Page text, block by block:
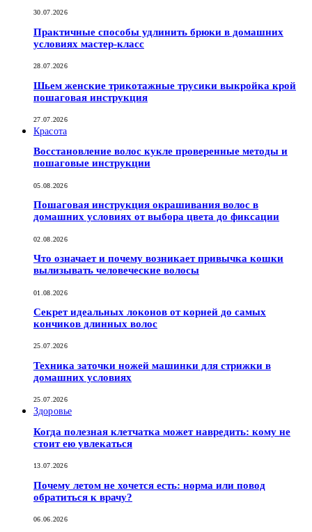
30.07.2026
Практичные способы удлинить брюки в домашних
условиях мастер-класс
28.07.2026
Шьем женские трикотажные трусики выкройка крой
пошаговая инструкция
27.07.2026
Красота
Восстановление волос кукле проверенные методы и
пошаговые инструкции
05.08.2026
Пошаговая инструкция окрашивания волос в
домашних условиях от выбора цвета до фиксации
02.08.2026
Что означает и почему возникает привычка кошки
вылизывать человеческие волосы
01.08.2026
Секрет идеальных локонов от корней до самых
кончиков длинных волос
25.07.2026
Техника заточки ножей машинки для стрижки в
домашних условиях
25.07.2026
Здоровье
Когда полезная клетчатка может навредить: кому не
стоит ею увлекаться
13.07.2026
Почему летом не хочется есть: норма или повод
обратиться к врачу?
06.06.2026